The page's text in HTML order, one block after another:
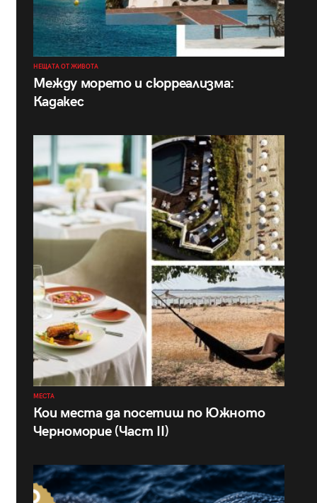
НЕЩАТА ОТ ЖИВОТА
Между морето и сюрреализма:
Кадакес
МЕСТА
Кои места да посетиш по Южното
Черноморие (Част II)